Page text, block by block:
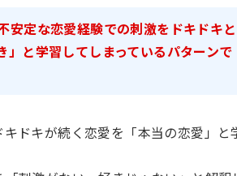
安定な恋愛経験での刺激をドキドキと
と学習してしまっているパターンで
キドキが続く恋愛を「本当の恋愛」と